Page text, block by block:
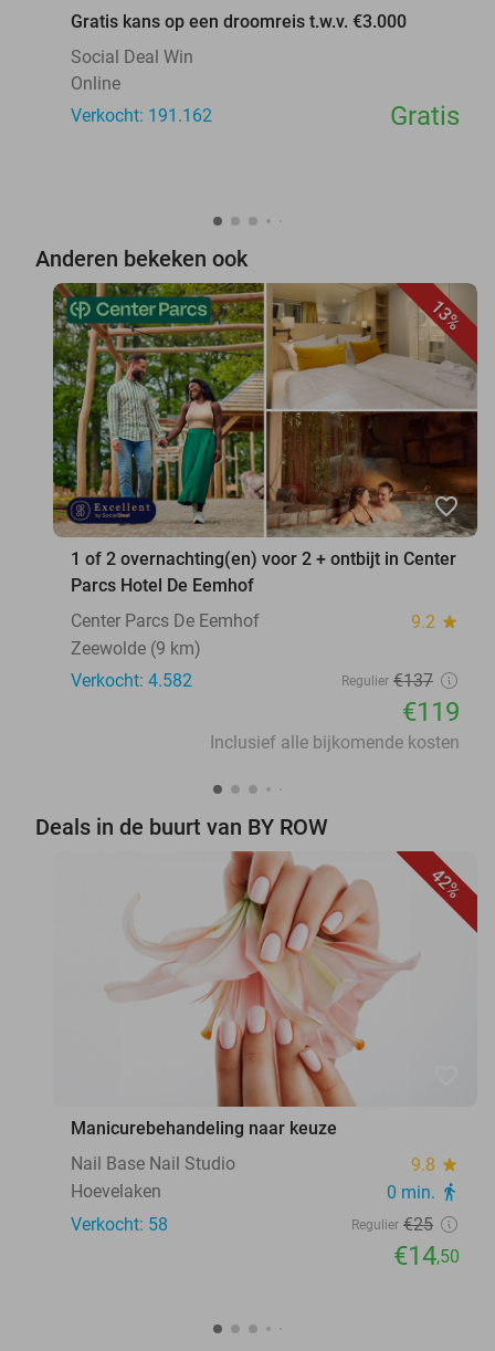
Gratis kans op een droomreis t.w.v. €3.000
Social Deal Win
Online
Verkocht: 191.162
Gratis
Anderen bekeken ook
13%
favorite_border
1 of 2 overnachting(en) voor 2 + ontbijt in Center
Parcs Hotel De Eemhof
Center Parcs De Eemhof
9.2 star
Zeewolde (9 km)
Verkocht: 4.582
Regulier €137
€119
Inclusief alle bijkomende kosten
Deals in de buurt van BY ROW
42%
Manicurebehandeling naar keuze
Nail Base Nail Studio
9.8 star
Hoevelaken 0 min. directions_walk
Verkocht: 58 Regulier €25
€14,50